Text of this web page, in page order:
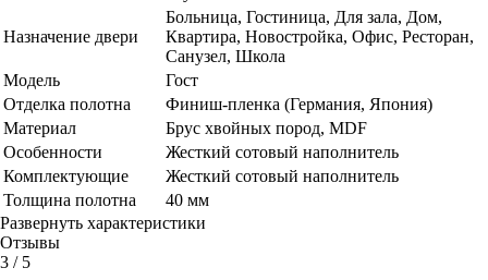
Назначение двери
Больница, Гостиница, Для зала, Дом,
Квартира, Новостройка, Офис, Ресторан,
Санузел, Школа
Модель
Гост
Отделка полотна
Финиш-пленка (Германия, Япония)
Материал
Брус хвойных пород, MDF
Особенности
Жесткий сотовый наполнитель
Комплектующие
Жесткий сотовый наполнитель
Толщина полотна
40 мм
Развернуть характеристики
Отзывы
3 / 5